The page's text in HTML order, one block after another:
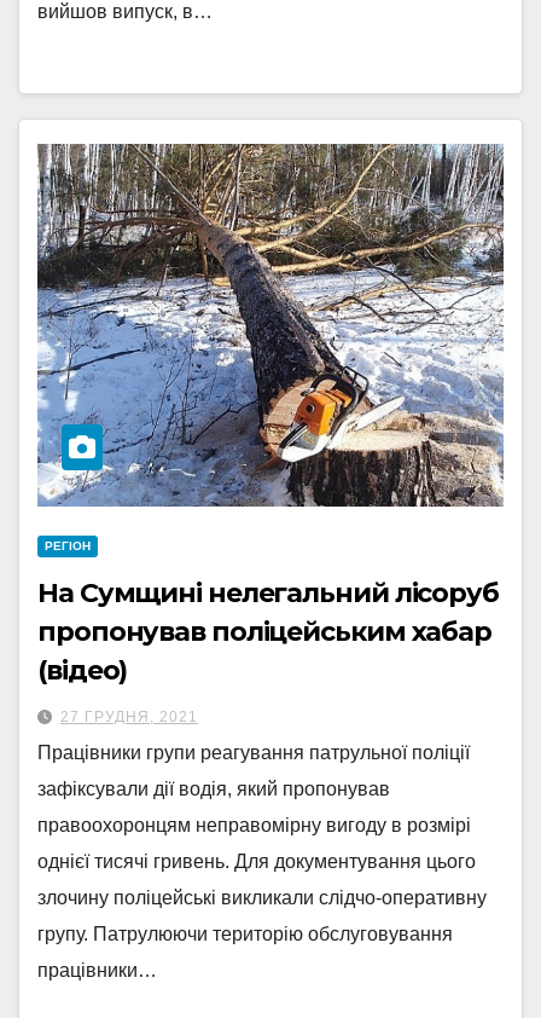
вийшов випуск, в…
РЕГІОН
На Сумщині нелегальний лісоруб
пропонував поліцейським хабар
(відео)
27 ГРУДНЯ, 2021
Працівники групи реагування патрульної поліції
зафіксували дії водія, який пропонував
правоохоронцям неправомірну вигоду в розмірі
однієї тисячі гривень. Для документування цього
злочину поліцейські викликали слідчо-оперативну
групу. Патрулюючи територію обслуговування
працівники…